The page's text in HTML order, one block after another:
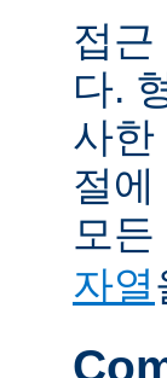
접근
다.
사한
절에
모
자열